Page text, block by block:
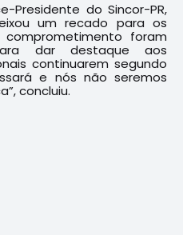
Presidente do Sincor-PR,
um recado para os
foram
dar destaque aos
continuarem segundo
e nós não seremos
concluiu.